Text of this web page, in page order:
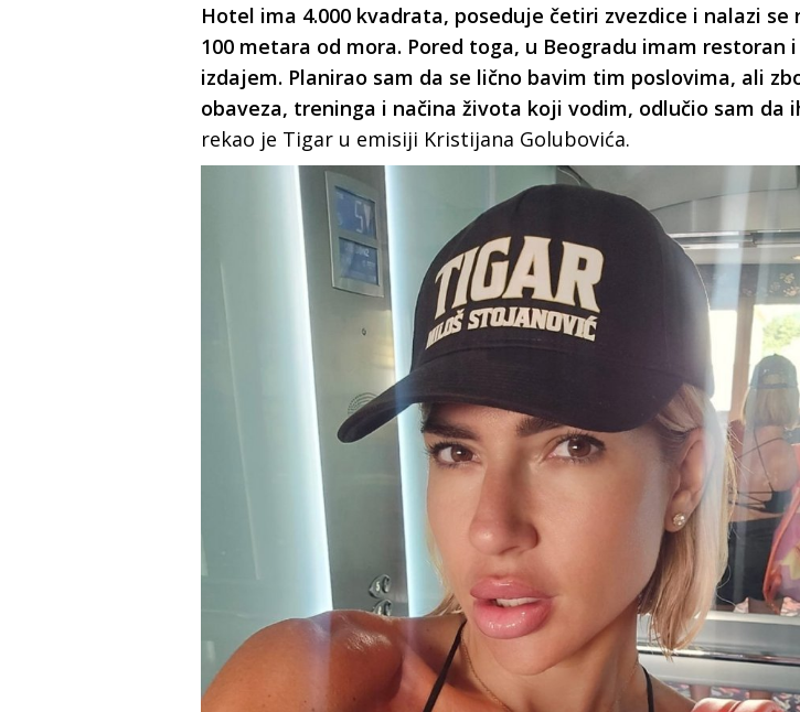
Hotel ima 4.000 kvadrata, poseduje četiri zvezdice i nalazi se
100 metara od mora. Pored toga, u Beogradu imam restoran
izdajem. Planirao sam da se lično bavim tim poslovima, ali
obaveza, treninga i načina života koji vodim, odlučio sam da
rekao je Tigar u emisiji Kristijana Golubovića.